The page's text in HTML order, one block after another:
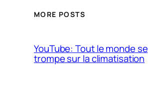
MORE POSTS
YouTube: Tout le monde se
trompe sur la climatisation